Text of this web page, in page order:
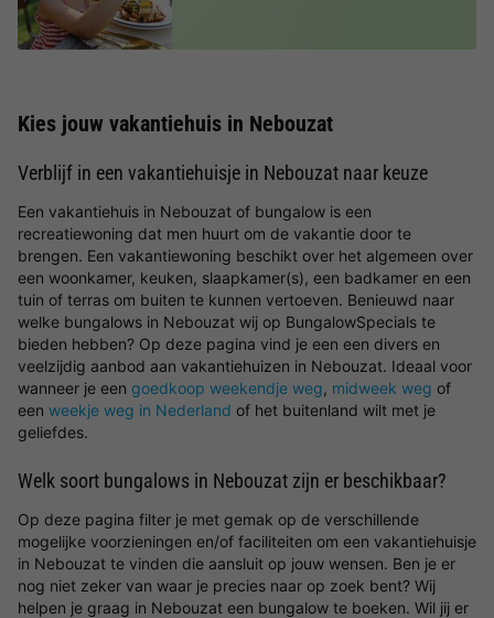
Kies jouw vakantiehuis in Nebouzat
Verblijf in een vakantiehuisje in Nebouzat naar keuze
Een vakantiehuis in Nebouzat of bungalow is een
recreatiewoning dat men huurt om de vakantie door te
brengen. Een vakantiewoning beschikt over het algemeen over
een woonkamer, keuken, slaapkamer(s), een badkamer en een
tuin of terras om buiten te kunnen vertoeven. Benieuwd naar
welke bungalows in Nebouzat wij op BungalowSpecials te
bieden hebben? Op deze pagina vind je een een divers en
veelzijdig aanbod aan vakantiehuizen in Nebouzat. Ideaal voor
wanneer je een goedkoop weekendje weg, midweek weg of
een weekje weg in Nederland of het buitenland wilt met je
geliefdes.
Welk soort bungalows in Nebouzat zijn er beschikbaar?
Op deze pagina filter je met gemak op de verschillende
mogelijke voorzieningen en/of faciliteiten om een vakantiehuisje
in Nebouzat te vinden die aansluit op jouw wensen. Ben je er
nog niet zeker van waar je precies naar op zoek bent? Wij
helpen je graag in Nebouzat een bungalow te boeken. Wil jij er